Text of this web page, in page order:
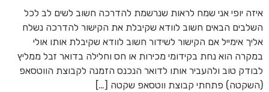
איזה יופי אני שמח לראות שנרשמת להדרכה חשוב לשים לב לכל
השלבים הבאים חשוב לוודא שקיבלת את הקישור להדרכה נשלח
אליך אימייל אם הקישור לשידור חשוב לוודא שקיבלת אותו אולי
במקרה הוא נחת בקידומי מכירות או חס וחלילה בדואר זבל ממליץ
לבודק טוב ולהעביר אותו לדואר הנכנס הזמנה לקבוצת הווטסאפ
(השקטה) פתחתי קבוצת ווטסאפ שקטה […]